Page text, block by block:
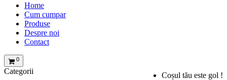
Home
Cum cumpar
Produse
Despre noi
Contact
0
Coșul tău este gol !
Categorii